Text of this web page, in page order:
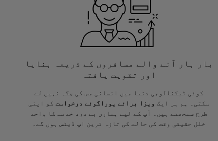
بار بار آنے والے مسافروں کے ذریعہ بنایا
اور تقویت یافتہ
کوئی ٹیکنالوجی دنیا میں انسانی مس کی جگہ نہیں لے
سکتی۔ ہم ہر ایک ویزا برائے یوراگوئے درخواست کو اپنی
طرح سمجھتے ہیں۔ آپ کے لیے ہماری بے درد خدمت کا واحد
خلل حقیقی وقت کی حالت کی تازہ ترین اپ ڈیٹس ہوں گے۔